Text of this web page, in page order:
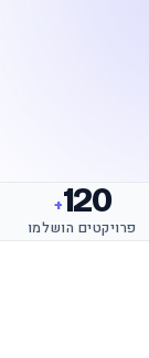
120
+
פרויקטים הושלמו